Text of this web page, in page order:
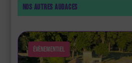
Nos autres audaces
Évènementiel